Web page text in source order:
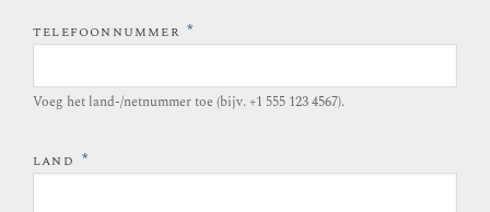
TELEFOONNUMMER *
Voeg het land-/netnummer toe (bijv. +1 555 123 4567).
LAND *